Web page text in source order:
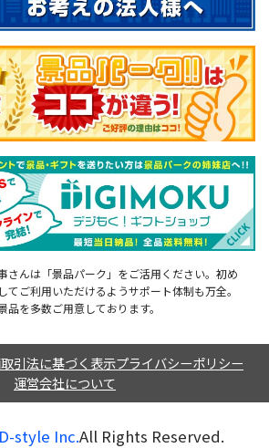
さんは「景品パーク」をご活用ください。初め
てご利用いただけるようサポート体制も万全。
品を多数ご用意しております。
引法に基づく表示プライバシーポリシー
運営会社について
D-style Inc.All Rights Reserved.